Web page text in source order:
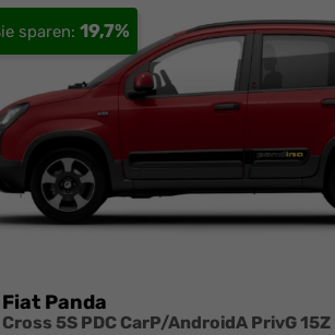
19,7%
Fiat Panda
Cross 5S PDC CarP/AndroidA PrivG 15Z